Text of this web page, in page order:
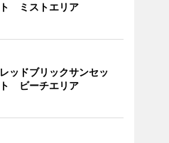
ト ミストエリア
レッドブリックサンセッ
ト ビーチエリア